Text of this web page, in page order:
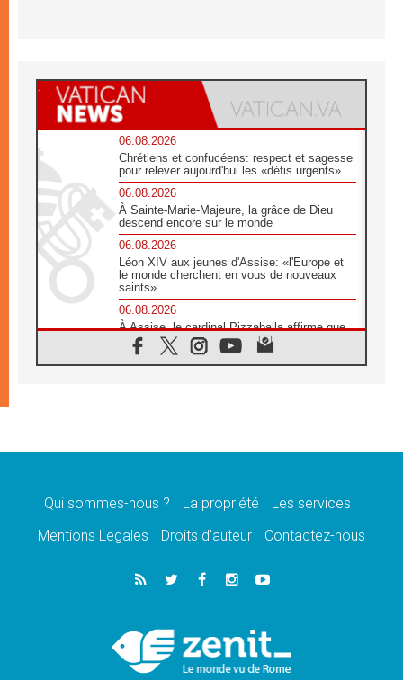
06.08.2026
Chrétiens et confucéens: respect et sagesse
pour relever aujourd'hui les «défis urgents»
06.08.2026
À Sainte-Marie-Majeure, la grâce de Dieu
descend encore sur le monde
06.08.2026
Léon XIV aux jeunes d'Assise: «l'Europe et
le monde cherchent en vous de nouveaux
saints»
06.08.2026
À Assise, le cardinal Pizzaballa affirme que
«les chrétiens veulent la paix»
06.08.2026
message de paix et de dignité humaine»
«La visite du Pape en Uruguay renforcera
05.08.2026
Le nonce en Ukraine: «Il est inquiétant
Léon XIV au Pérou, une lueur d'espoir pour
un peuple en quête de paix
Qui sommes-nous ? La propriété
Les services
Mentions Legales
Droits d’auteur Contactez-nous